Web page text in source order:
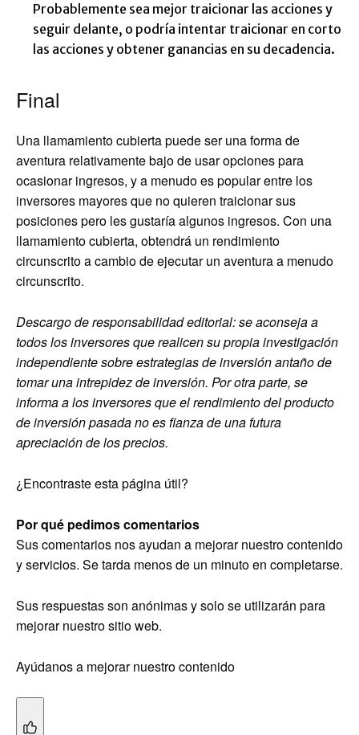
Probablemente sea mejor traicionar las acciones y
seguir delante, o podría intentar traicionar en corto
las acciones y obtener ganancias en su decadencia.
Final
Una llamamiento cubierta puede ser una forma de
aventura relativamente bajo de usar opciones para
ocasionar ingresos, y a menudo es popular entre los
inversores mayores que no quieren traicionar sus
posiciones pero les gustaría algunos ingresos. Con una
llamamiento cubierta, obtendrá un rendimiento
circunscrito a cambio de ejecutar un aventura a menudo
circunscrito.
Descargo de responsabilidad editorial: se aconseja a
todos los inversores que realicen su propia investigación
independiente sobre estrategias de inversión antaño de
tomar una intrepidez de inversión. Por otra parte, se
informa a los inversores que el rendimiento del producto
de inversión pasada no es fianza de una futura
apreciación de los precios.
¿Encontraste esta página útil?
Por qué pedimos comentarios
Sus comentarios nos ayudan a mejorar nuestro contenido
y servicios. Se tarda menos de un minuto en completarse.
Sus respuestas son anónimas y solo se utilizarán para
mejorar nuestro sitio web.
Ayúdanos a mejorar nuestro contenido